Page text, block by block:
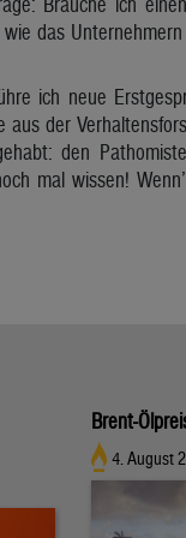
das Unternehmern
ich neue
der
den
mal wissen!
Brent-
4. August